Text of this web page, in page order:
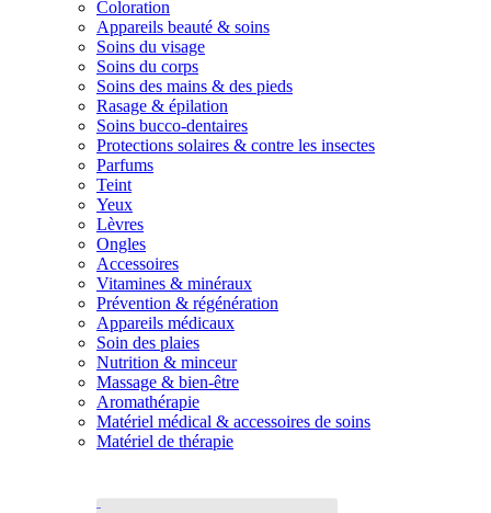
Coloration
Appareils beauté & soins
Soins du visage
Soins du corps
Soins des mains & des pieds
Rasage & épilation
Soins bucco-dentaires
Protections solaires & contre les insectes
Parfums
Teint
Yeux
Lèvres
Ongles
Accessoires
Vitamines & minéraux
Prévention & régénération
Appareils médicaux
Soin des plaies
Nutrition & minceur
Massage & bien-être
Aromathérapie
Matériel médical & accessoires de soins
Matériel de thérapie